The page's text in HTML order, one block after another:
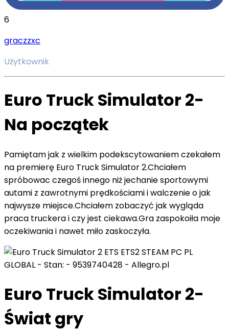
6
graczzxc
Użytkownik
Euro Truck Simulator 2-
Na początek
Pamiętam jak z wielkim podekscytowaniem czekałem
na premierę Euro Truck Simulator 2.Chciałem
spróbowac czegoś innego niż jechanie sportowymi
autami z zawrotnymi prędkościami i walczenie o jak
najwysze miejsce.Chciałem zobaczyć jak wygląda
praca truckera i czy jest ciekawa.Gra zaspokoiła moje
oczekiwania i nawet miło zaskoczyła.
Euro Truck Simulator 2-
Świat gry